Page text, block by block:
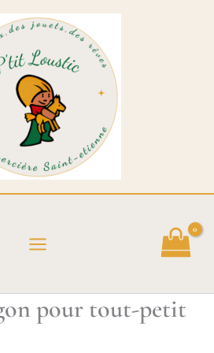
pour tout-petit